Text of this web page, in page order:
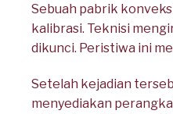
Sebuah pabrik
kalibrasi. Teknisi
dikunci. Peristiwa ini
Setelah kejadian
menyediakan